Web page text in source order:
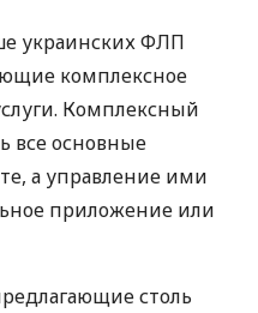
украинских ФЛП
комплексное
Комплексный
все основные
а управление ими
приложение или
столь